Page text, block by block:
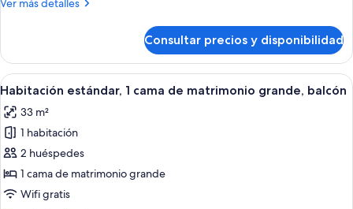
camas
balcón
Ver más detalles
estándar,
camas
matrimonio,
balcón
Consultar precios y disponibilidad
Abrir
todas
las
fotos
de
Habitación
estándar,
Habitación de hotel con cama,
7
Habitación estándar, 1 cama de matrimonio grande, balcón
33 m²
1 habitación
2 huéspedes
1 cama de matrimonio grande
Wifi gratis